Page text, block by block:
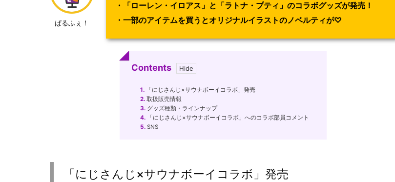
ぱるふぇ！
・「ローレン・イロアス」と「ラトナ・プティ」のコラボグッズが発売！
・一部のアイテムを買うとオリジナルイラストのノベルティが♡
Contents
1. 「にじさんじ×サウナボーイコラボ」発売
2. 取扱販売情報
3. グッズ種類・ラインナップ
4. 「にじさんじ×サウナボーイコラボ」へのコラボ部員コメント
5. SNS
「にじさんじ×サウナボーイコラボ」発売